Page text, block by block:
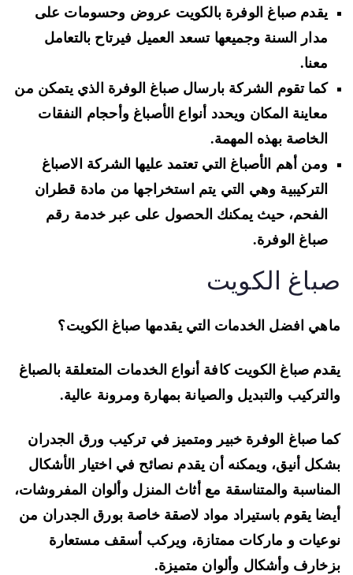
يقدم صباغ الوفرة بالكويت عروض وحسومات على
مدار السنة وجميعها تسعد العميل فيرتاح بالتعامل
معنا.
كما تقوم الشركة بارسال صباغ الوفرة الذي يتمكن من
معاينة المكان ويحدد أنواع الأصباغ وأحجام النفقات
الخاصة بهذه المهمة.
ومن أهم الأصباغ التي تعتمد عليها الشركة الاصباغ
التركيبية وهي التي يتم استخراجها من مادة قطران
الفحم، حيث يمكنك الحصول على عبر خدمة رقم
صباغ الوفرة.
الكويت
افضل الخدمات التي يقدمها صباغ الكويت؟
صباغ الكويت كافة أنواع الخدمات المتعلقة بالصباغ
والتبديل والصيانة بمهارة ومرونة عالية.
صباغ الوفرة خبير ومتميز في تركيب ورق الجدران
أنيق، ويمكنه أن يقدم نصائح في اختيار الأشكال
والمتناسقة مع أثاث المنزل وألوان المفروشات،
يقوم باستيراد مواد لاصقة خاصة بورق الجدران من
و ماركات ممتازة، ويركب أسقف مستعارة
وأشكال وألوان متميزة.